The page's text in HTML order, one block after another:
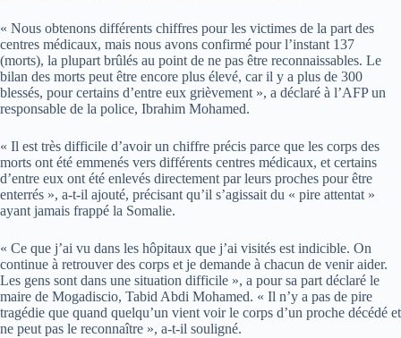
« Nous obtenons différents chiffres pour les victimes de la part des
centres médicaux, mais nous avons confirmé pour l’instant 137
(morts), la plupart brûlés au point de ne pas être reconnaissables. Le
bilan des morts peut être encore plus élevé, car il y a plus de 300
blessés, pour certains d’entre eux grièvement », a déclaré à l’AFP un
responsable de la police, Ibrahim Mohamed.
« Il est très difficile d’avoir un chiffre précis parce que les corps des
morts ont été emmenés vers différents centres médicaux, et certains
d’entre eux ont été enlevés directement par leurs proches pour être
enterrés », a-t-il ajouté, précisant qu’il s’agissait du « pire attentat »
ayant jamais frappé la Somalie.
« Ce que j’ai vu dans les hôpitaux que j’ai visités est indicible. On
continue à retrouver des corps et je demande à chacun de venir aider.
Les gens sont dans une situation difficile », a pour sa part déclaré le
maire de Mogadiscio, Tabid Abdi Mohamed. « Il n’y a pas de pire
tragédie que quand quelqu’un vient voir le corps d’un proche décédé et
ne peut pas le reconnaître », a-t-il souligné.